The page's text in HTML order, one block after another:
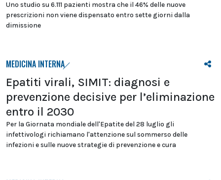
Uno studio su 6.111 pazienti mostra che il 46% delle nuove
prescrizioni non viene dispensato entro sette giorni dalla
dimissione
MEDICINA INTERNA
Epatiti virali, SIMIT: diagnosi e
prevenzione decisive per l’eliminazione
entro il 2030
Per la Giornata mondiale dell'Epatite del 28 luglio gli
infettivologi richiamano l'attenzione sul sommerso delle
infezioni e sulle nuove strategie di prevenzione e cura